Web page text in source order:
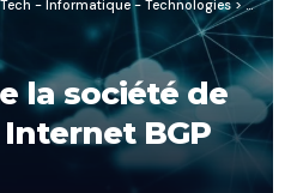
- Informatique - Technologies >Blog
la société de
BGP